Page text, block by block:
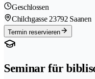
Geschlossen
Chilchgasse 23792 Saanen
Termin reservieren
Seminar für